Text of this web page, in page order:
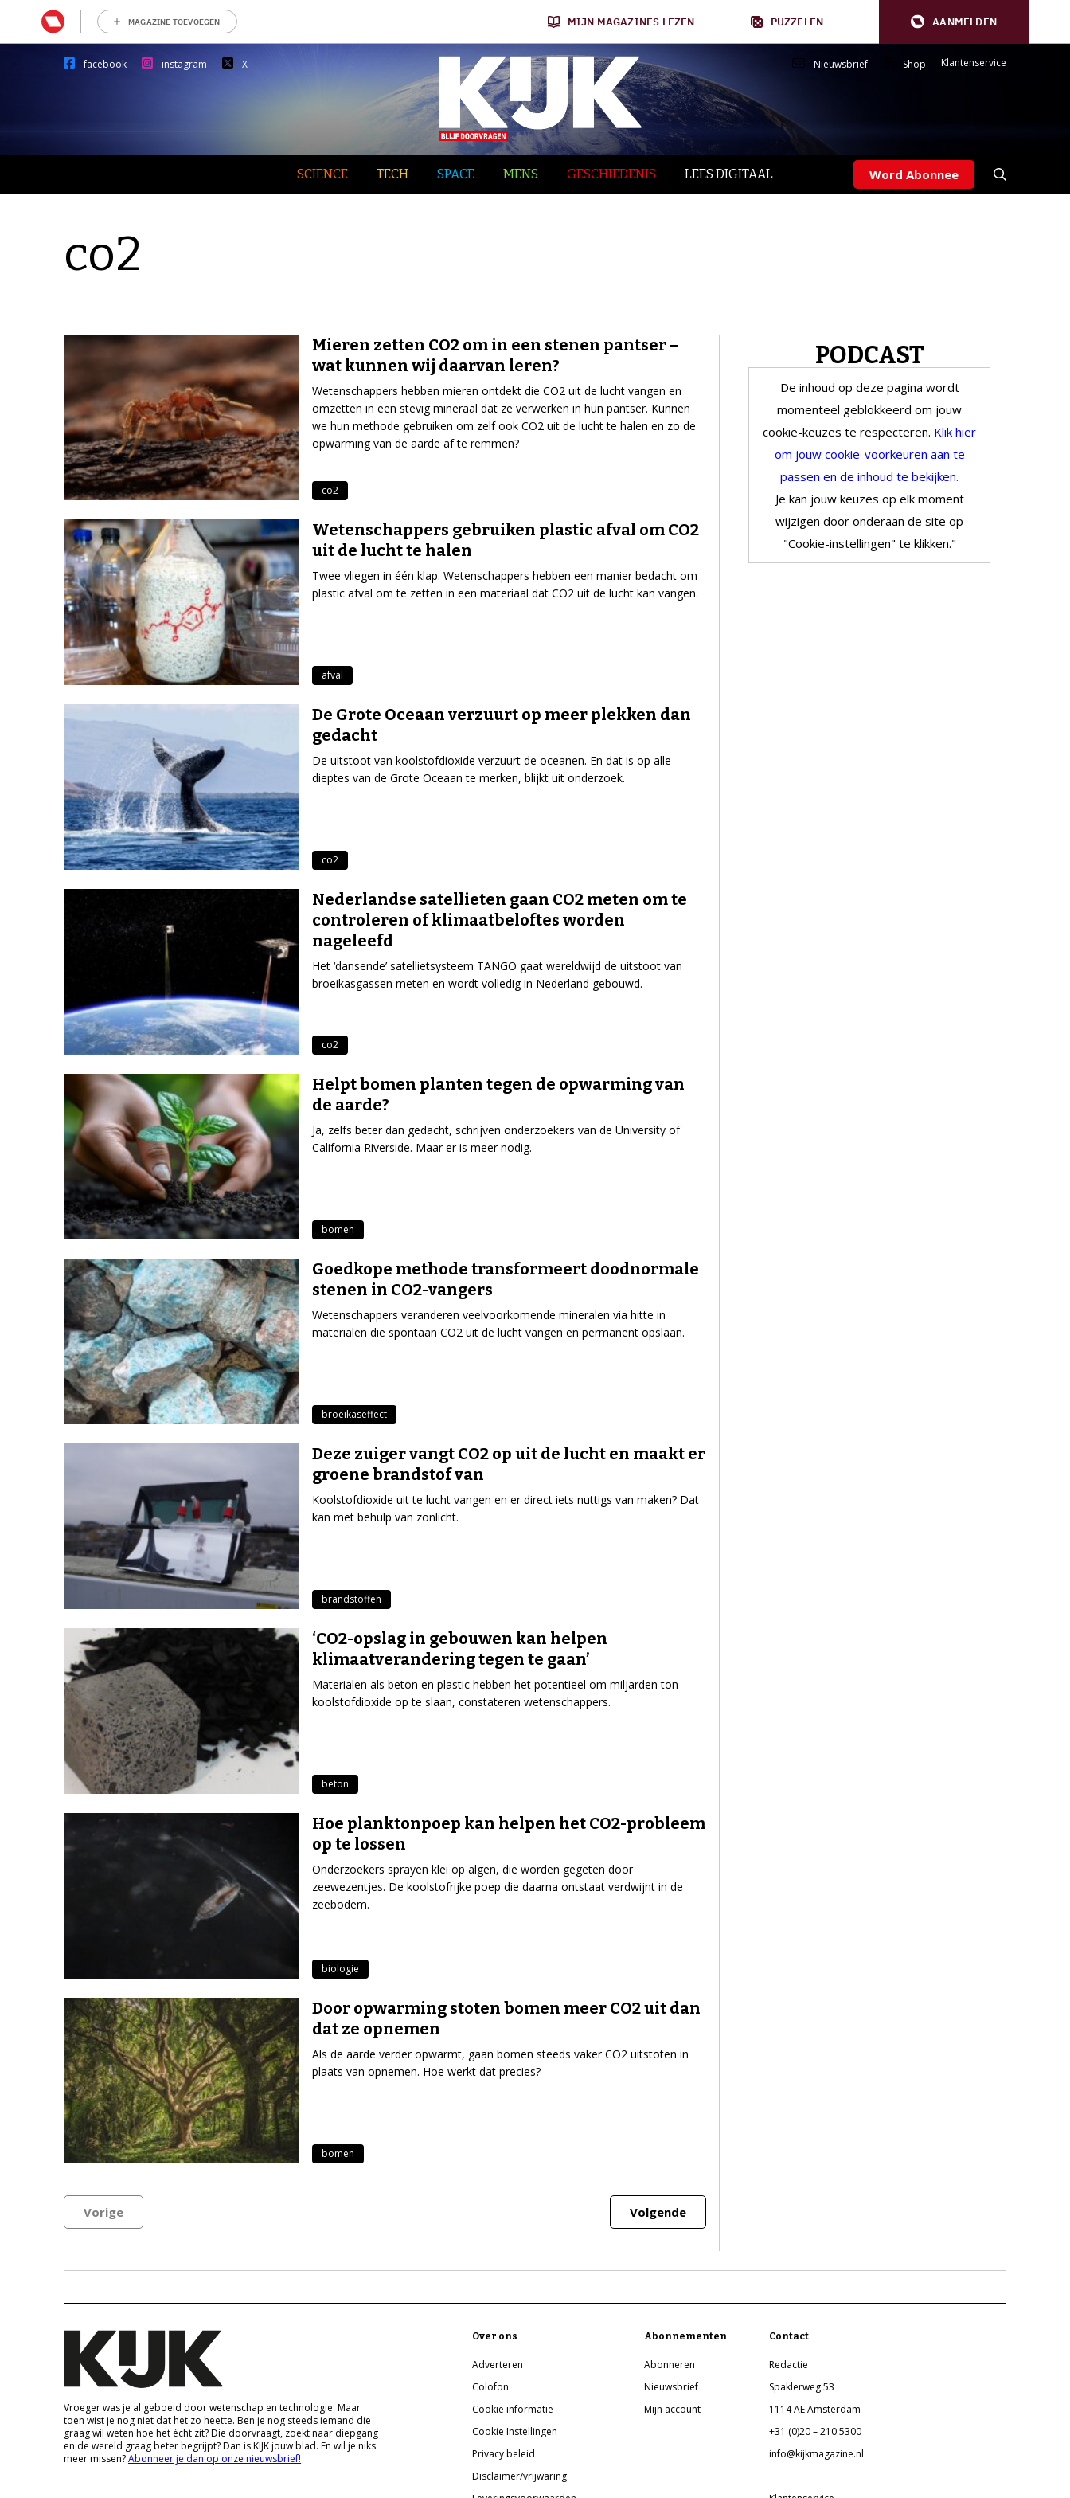
MAGAZINE TOEVOEGEN MIJN MAGAZINES LEZEN PUZZELEN AANMELDEN
facebook instagram X Nieuwsbrief Shop Klantenservice
SCIENCE TECH SPACE MENS GESCHIEDENIS LEES DIGITAAL Word Abonnee
co2
Mieren zetten CO2 om in een stenen pantser –
wat kunnen wij daarvan leren?
Wetenschappers hebben mieren ontdekt die CO2 uit de lucht vangen en
omzetten in een stevig mineraal dat ze verwerken in hun pantser. Kunnen
we hun methode gebruiken om zelf ook CO2 uit de lucht te halen en zo de
opwarming van de aarde af te remmen?
co2
Wetenschappers gebruiken plastic afval om CO2
uit de lucht te halen
Twee vliegen in één klap. Wetenschappers hebben een manier bedacht om
plastic afval om te zetten in een materiaal dat CO2 uit de lucht kan vangen.
afval
De Grote Oceaan verzuurt op meer plekken dan
gedacht
De uitstoot van koolstofdioxide verzuurt de oceanen. En dat is op alle
dieptes van de Grote Oceaan te merken, blijkt uit onderzoek.
co2
Nederlandse satellieten gaan CO2 meten om te
controleren of klimaatbeloftes worden
nageleefd
Het ‘dansende’ satellietsysteem TANGO gaat wereldwijd de uitstoot van
broeikasgassen meten en wordt volledig in Nederland gebouwd.
co2
Helpt bomen planten tegen de opwarming van
de aarde?
Ja, zelfs beter dan gedacht, schrijven onderzoekers van de University of
California Riverside. Maar er is meer nodig.
bomen
Goedkope methode transformeert doodnormale
stenen in CO2-vangers
Wetenschappers veranderen veelvoorkomende mineralen via hitte in
materialen die spontaan CO2 uit de lucht vangen en permanent opslaan.
broeikaseffect
Deze zuiger vangt CO2 op uit de lucht en maakt er
groene brandstof van
Koolstofdioxide uit te lucht vangen en er direct iets nuttigs van maken? Dat
kan met behulp van zonlicht.
brandstoffen
‘CO2-opslag in gebouwen kan helpen
klimaatverandering tegen te gaan’
Materialen als beton en plastic hebben het potentieel om miljarden ton
koolstofdioxide op te slaan, constateren wetenschappers.
beton
Hoe planktonpoep kan helpen het CO2-probleem
op te lossen
Onderzoekers sprayen klei op algen, die worden gegeten door
zeewezentjes. De koolstofrijke poep die daarna ontstaat verdwijnt in de
zeebodem.
biologie
Door opwarming stoten bomen meer CO2 uit dan
dat ze opnemen
Als de aarde verder opwarmt, gaan bomen steeds vaker CO2 uitstoten in
plaats van opnemen. Hoe werkt dat precies?
bomen
Vorige Volgende
PODCAST
De inhoud op deze pagina wordt
momenteel geblokkeerd om jouw
cookie-keuzes te respecteren. Klik hier
om jouw cookie-voorkeuren aan te
passen en de inhoud te bekijken.
Je kan jouw keuzes op elk moment
wijzigen door onderaan de site op
"Cookie-instellingen" te klikken."
Vroeger was je al geboeid door wetenschap en technologie. Maar
toen wist je nog niet dat het zo heette. Ben je nog steeds iemand die
graag wil weten hoe het écht zit? Die doorvraagt, zoekt naar diepgang
en de wereld graag beter begrijpt? Dan is KIJK jouw blad. En wil je niks
meer missen?Abonneer je dan op onze nieuwsbrief!
Over ons
Adverteren
Colofon
Cookie informatie
Cookie Instellingen
Privacy beleid
Disclaimer/vrijwaring
Abonnementen
Abonneren
Nieuwsbrief
Mijn account
Contact
Redactie
Spaklerweg 53
1114 AE Amsterdam
+31 (0)20 – 210 5300
info@kijkmagazine.nl